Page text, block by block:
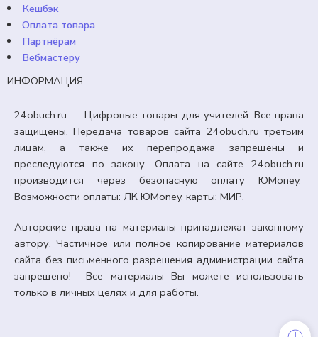
5 КЛАСС
Кешбэк
Оплата товара
Партнёрам
Вебмастеру
ИНФОРМАЦИЯ
24obuch.ru — Цифровые товары для учителей. Все права
защищены. Передача товаров сайта 24obuch.ru третьим
лицам, а также их перепродажа запрещены и
преследуются по закону. Оплата на сайте 24obuch.ru
производится через безопасную оплату ЮMoney.
Возможности оплаты: ЛК ЮMoney, карты: МИР.
Авторские права на материалы принадлежат законному
автору. Частичное или полное копирование материалов
сайта без письменного разрешения администрации сайта
запрещено! Все материалы Вы можете использовать
только в личных целях и для работы.